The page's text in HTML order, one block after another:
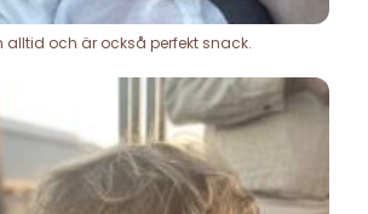
alltid och är också perfekt snack.